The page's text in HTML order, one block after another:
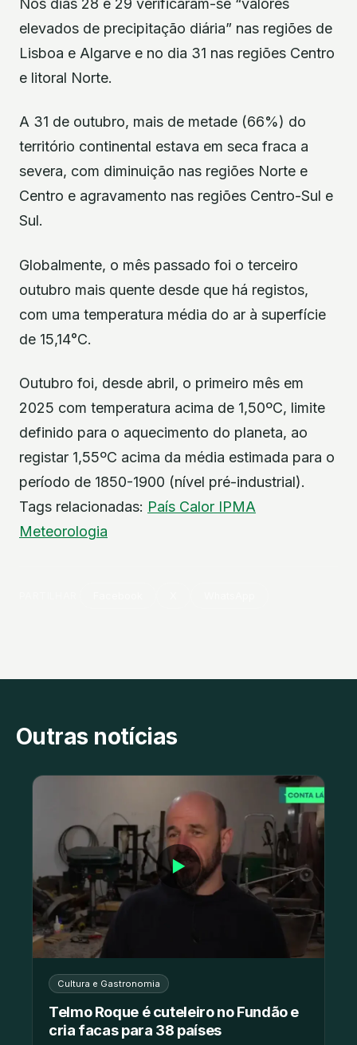
Nos dias 28 e 29 verificaram-se “valores
elevados de precipitação diária” nas regiões de
Lisboa e Algarve e no dia 31 nas regiões Centro
e litoral Norte.
A 31 de outubro, mais de metade (66%) do
território continental estava em seca fraca a
severa, com diminuição nas regiões Norte e
Centro e agravamento nas regiões Centro-Sul e
Sul.
Globalmente, o mês passado foi o terceiro
outubro mais quente desde que há registos,
com uma temperatura média do ar à superfície
de 15,14°C.
Outubro foi, desde abril, o primeiro mês em
2025 com temperatura acima de 1,50ºC, limite
definido para o aquecimento do planeta, ao
registar 1,55ºC acima da média estimada para o
período de 1850-1900 (nível pré-industrial).
Tags relacionadas: País Calor IPMA
Meteorologia
Outras notícias
▶
Cultura e Gastronomia
Telmo Roque é cuteleiro no Fundão e
cria facas para 38 países